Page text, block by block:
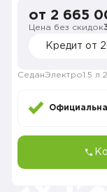
от 2 665
Цена без скидок
Кредит от
СеданЭлектро1.5 л.